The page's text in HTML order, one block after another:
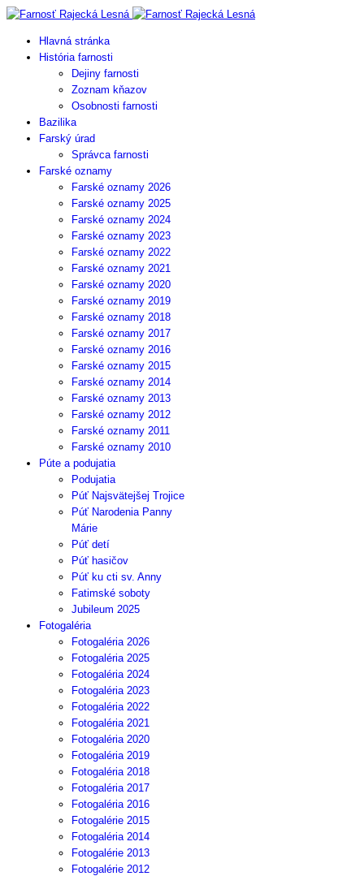
Hlavná stránka
História farnosti
Dejiny farnosti
Zoznam kňazov
Osobnosti farnosti
Bazilika
Farský úrad
Správca farnosti
Farské oznamy
Farské oznamy 2026
Farské oznamy 2025
Farské oznamy 2024
Farské oznamy 2023
Farské oznamy 2022
Farské oznamy 2021
Farské oznamy 2020
Farské oznamy 2019
Farské oznamy 2018
Farské oznamy 2017
Farské oznamy 2016
Farské oznamy 2015
Farské oznamy 2014
Farské oznamy 2013
Farské oznamy 2012
Farské oznamy 2011
Farské oznamy 2010
Púte a podujatia
Podujatia
Púť Najsvätejšej Trojice
Púť Narodenia Panny
Márie
Púť detí
Púť hasičov
Púť ku cti sv. Anny
Fatimské soboty
Jubileum 2025
Fotogaléria
Fotogaléria 2026
Fotogaléria 2025
Fotogaléria 2024
Fotogaléria 2023
Fotogaléria 2022
Fotogaléria 2021
Fotogaléria 2020
Fotogaléria 2019
Fotogaléria 2018
Fotogaléria 2017
Fotogaléria 2016
Fotogalérie 2015
Fotogaléria 2014
Fotogalérie 2013
Fotogalérie 2012